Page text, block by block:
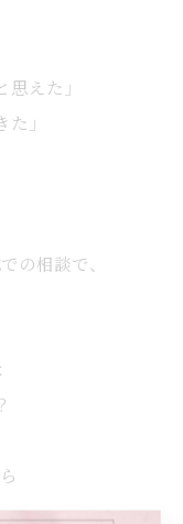
えた」
」
の相談で、